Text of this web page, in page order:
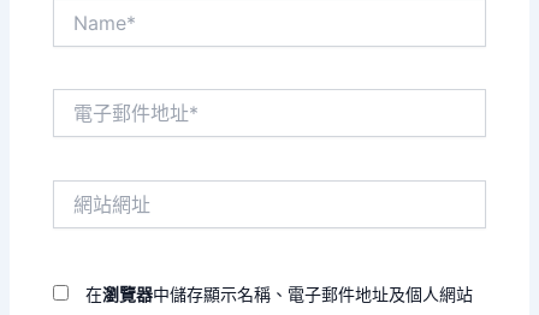
在瀏覽器中儲存顯示名稱、電子郵件地址及個人網站